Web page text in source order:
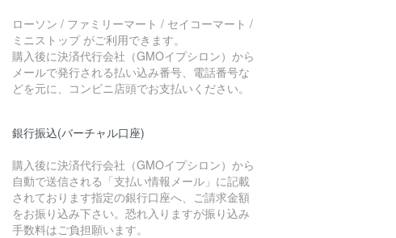
ローソン / ファミリーマート / セイコーマート /
ミニストップ がご利用できます。
購入後に決済代行会社（GMOイプシロン）から
メールで発行される払い込み番号、電話番号な
どを元に、コンビニ店頭でお支払いください。
銀行振込(バーチャル口座)
購入後に決済代行会社（GMOイプシロン）から
自動で送信される「支払い情報メール」に記載
されております指定の銀行口座へ、ご請求金額
をお振り込み下さい。恐れ入りますが振り込み
手数料はご負担願います。